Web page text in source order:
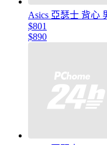
Asics 亞瑟士 背心
$801
$890